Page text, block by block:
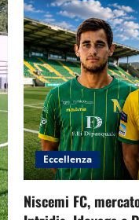
Eccellenza
Niscemi FC,